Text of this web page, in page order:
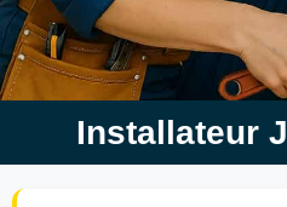
Installateur